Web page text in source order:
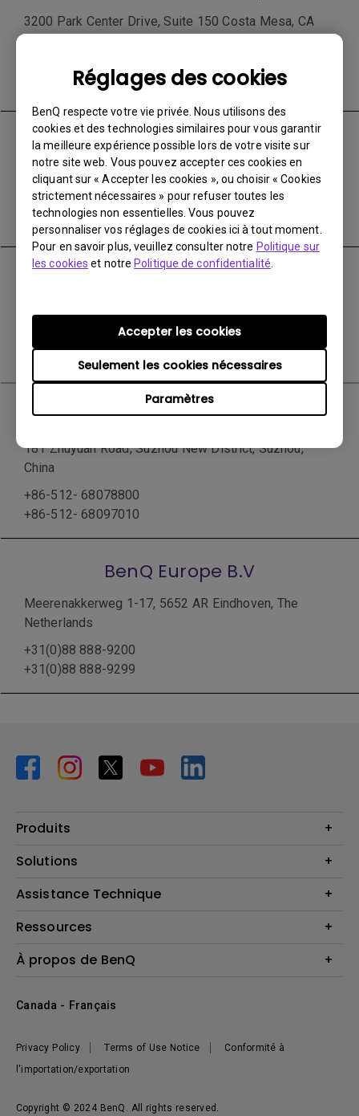
Réglages des cookies
BenQ respecte votre vie privée. Nous utilisons des
cookies et des technologies similaires pour vous garantir
la meilleure expérience possible lors de votre visite sur
notre site web. Vous pouvez accepter ces cookies en
cliquant sur « Accepter les cookies », ou choisir « Cookies
strictement nécessaires » pour refuser toutes les
technologies non essentielles. Vous pouvez
personnaliser vos réglages de cookies ici à tout moment.
Pour en savoir plus, veuillez consulter notre Politique sur
les cookies et notrePolitique de confidentialité
Paramètres
Seulement les cookies nécessaires
Accepter les cookies
3200 Park Center Drive, Suite 150 Costa Mesa, CA
+1-714-559-4900
+1-714-557-0200
BenQ Asia Pacific Corp.
12 Jihu Road Neihu, Taipei 114 Taiwan
+886-2-2727-8899
+886-2-2656-2438
8200 NW 33rd Street, Suite 301 Miami, FL 33122 USA
+1-305-4211200
+1-305-4182075
BenQ China
181 Zhuyuan Road, Suzhou New District, Suzhou,
China
+86-512- 68078800
+86-512- 68097010
BenQ Europe B.V
Meerenakkerweg 1-17, 5652 AR Eindhoven, The
Netherlands
+31(0)88 888-9200
+31(0)88 888-9299
Produits
Vidéoprojecteurs
Éclairage
Haut-parleur
Solutions
Business Display
Assistance Technique
Contactez-nous
Recycling
Ressources
Centre de connaissances
À propos de BenQ
Développement durable
Copyright © 2024 BenQ. All rights reserved.
Privacy Policy Terms of Use Notice
Conformité à
l'importation/exportation
Canada - Français